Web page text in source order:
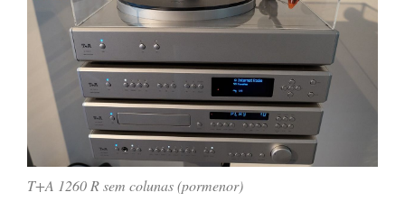
T+A 1260 R sem colunas (pormenor)